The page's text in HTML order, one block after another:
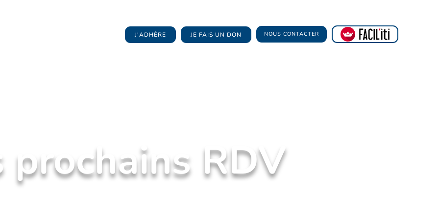
J'ADHÈRE JE FAIS UN DON NOUS CONTACTER
prochains RDV